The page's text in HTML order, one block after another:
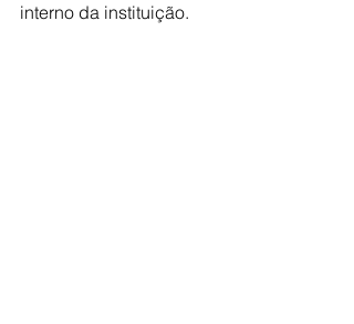
interno da instituição.